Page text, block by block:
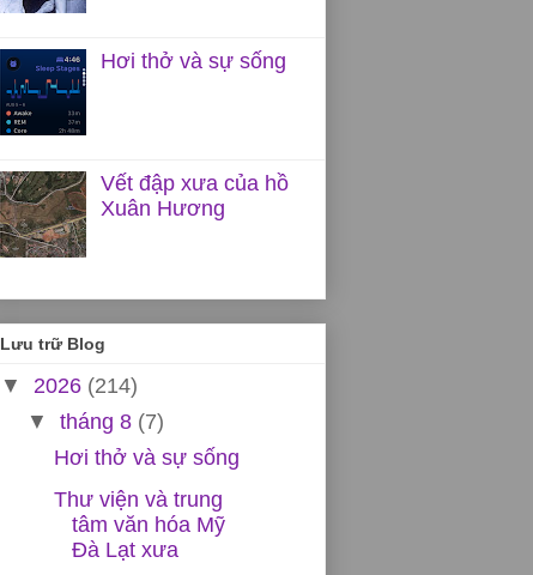
Hơi thở và sự sống
Vết đập xưa của hồ
Xuân Hương
Lưu trữ Blog
▼ 2026 (214)
▼ tháng 8 (7)
Hơi thở và sự sống
Thư viện và trung
tâm văn hóa Mỹ
Đà Lạt xưa